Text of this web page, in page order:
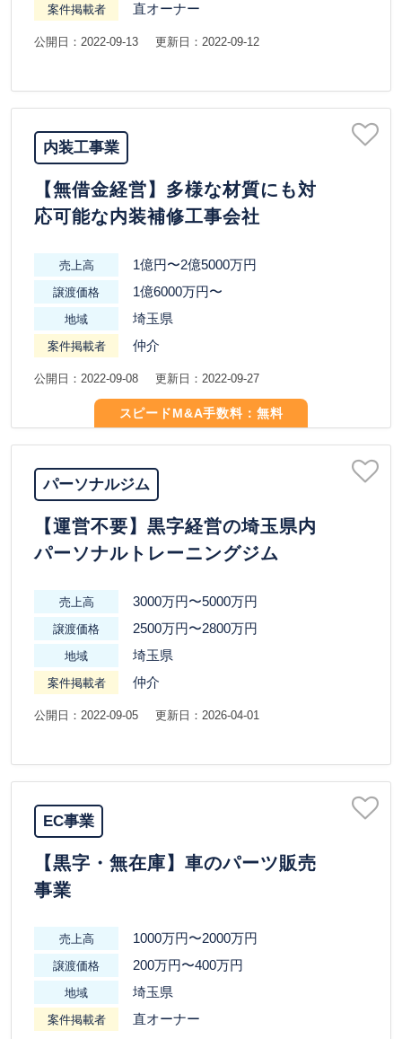
案件掲載者 直オーナー
公開日：2022-09-13 更新日：2022-09-12
内装工事業
【無借金経営】多様な材質にも対
応可能な内装補修工事会社
売上高 1億円〜2億5000万円
譲渡価格 1億6000万円〜
地域 埼玉県
案件掲載者 仲介
公開日：2022-09-08 更新日：2022-09-27
スピードM&A手数料：無料
パーソナルジム
【運営不要】黒字経営の埼玉県内
パーソナルトレーニングジム
売上高 3000万円〜5000万円
譲渡価格 2500万円〜2800万円
地域 埼玉県
案件掲載者 仲介
公開日：2022-09-05 更新日：2026-04-01
EC事業
【黒字・無在庫】車のパーツ販売
事業
売上高 1000万円〜2000万円
譲渡価格 200万円〜400万円
地域 埼玉県
案件掲載者 直オーナー